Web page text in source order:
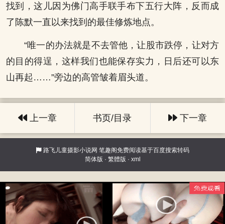
找到，这儿因为佛门高手联手布下五行大阵，反而成
了陈默一直以来找到的最佳修炼地点。
“唯一的办法就是不去管他，让股市跌停，让对方
的目的得逞，这样我们也能保存实力，日后还可以东
山再起……”旁边的高管皱着眉头道。
上一章 书页/目录 下一章
路飞儿童摄影小说网 笔趣阁免费阅读基于百度搜索转码
简体版 · 繁體版 · xml